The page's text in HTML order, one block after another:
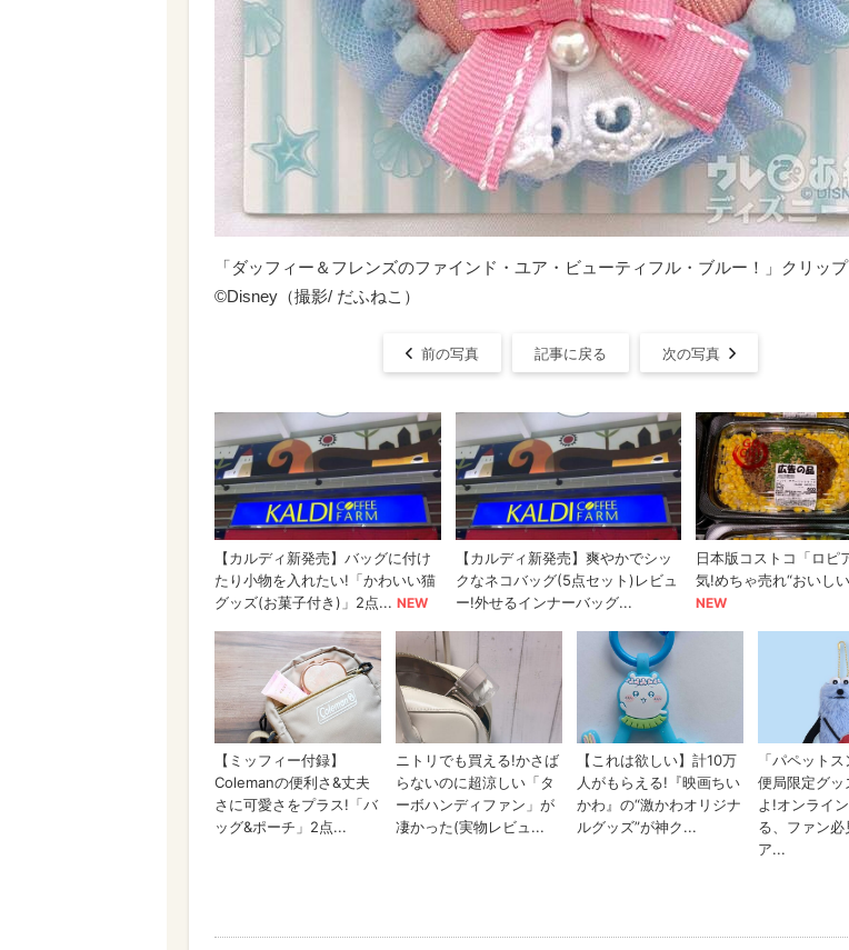
「ダッフィー＆フレンズのファインド・ユア・ビューティフル・ブルー！」クリップ
©Disney（撮影/ だふねこ）
前の写真 記事に戻る 次の写真